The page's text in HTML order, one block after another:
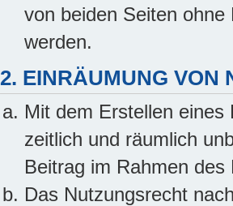
von beiden Seiten
werden.
2. EINRÄUMUNG VON
Mit dem Erstellen
zeitlich und räumlich
Beitrag im Rahmen
Das Nutzungsrecht